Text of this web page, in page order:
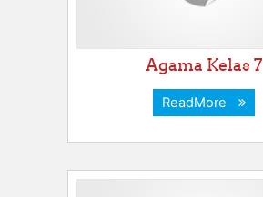
Agama Kelas 7
ReadMore